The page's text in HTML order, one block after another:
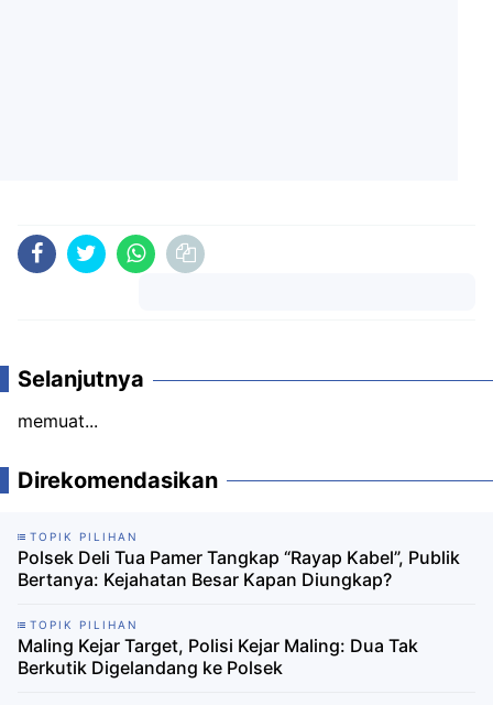
Selanjutnya
memuat...
Direkomendasikan
TOPIK PILIHAN
Polsek Deli Tua Pamer Tangkap “Rayap Kabel”, Publik
Bertanya: Kejahatan Besar Kapan Diungkap?
TOPIK PILIHAN
Maling Kejar Target, Polisi Kejar Maling: Dua Tak
Berkutik Digelandang ke Polsek